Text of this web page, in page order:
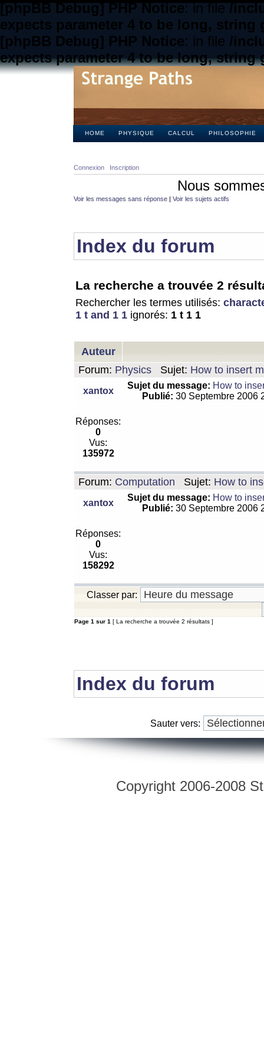
[phpBB Debug] PHP Notice: in file/
expects parameter 4 to be long, string
[phpBB Debug] PHP Notice: in file /
expects parameter 4 to be long, string
HOME PHYSIQUE CALCUL PHILOSOPHIE
Connexion Inscription
Nous
Voir les messages sans réponse | Voir les sujets actifs
Index du forum
La recherche a trouvée 2
Rechercher les termes utilisés:
1 t and 1 1 ignorés: 1 t 1 1
Auteur
Forum: Physics Sujet: How to insert
xantox
Sujet du message: How to
Publié: 30 Septembre 2006
Réponses:
0
Vus:
135972
Forum: Computation Sujet: How to
xantox
Sujet du message: How to
Publié: 30 Septembre 2006
Réponses:
0
Vus:
158292
Classer par:
Page 1 sur 1 [ La recherche a trouvée 2 résultats ]
Index du forum
Sauter vers:
Copyright 2006-2008